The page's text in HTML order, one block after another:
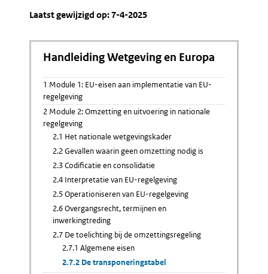
Laatst gewijzigd op: 7-4-2025
Handleiding Wetgeving en Europa
1 Module 1: EU-eisen aan implementatie van EU-
regelgeving
2 Module 2: Omzetting en uitvoering in nationale
regelgeving
2.1 Het nationale wetgevingskader
2.2 Gevallen waarin geen omzetting nodig is
2.3 Codificatie en consolidatie
2.4 Interpretatie van EU-regelgeving
2.5 Operationiseren van EU-regelgeving
2.6 Overgangsrecht, termijnen en
inwerkingtreding
2.7 De toelichting bij de omzettingsregeling
2.7.1 Algemene eisen
2.7.2 De transponeringstabel